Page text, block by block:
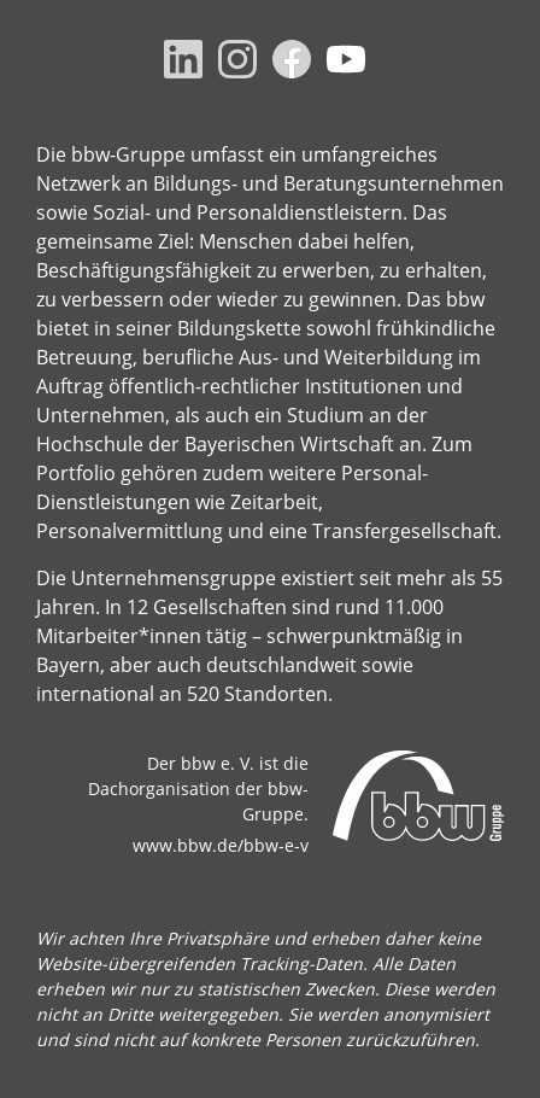
Die bbw-Gruppe umfasst ein umfangreiches
Netzwerk an Bildungs- und Beratungsunternehmen
sowie Sozial- und Personaldienstleistern. Das
gemeinsame Ziel: Menschen dabei helfen,
Beschäftigungsfähigkeit zu erwerben, zu erhalten,
zu verbessern oder wieder zu gewinnen. Das bbw
bietet in seiner Bildungskette sowohl frühkindliche
Betreuung, berufliche Aus- und Weiterbildung im
Auftrag öffentlich-rechtlicher Institutionen und
Unternehmen, als auch ein Studium an der
Hochschule der Bayerischen Wirtschaft an. Zum
Portfolio gehören zudem weitere Personal-
Dienstleistungen wie Zeitarbeit,
Personalvermittlung und eine Transfergesellschaft.
Die Unternehmensgruppe existiert seit mehr als 55
Jahren. In 12 Gesellschaften sind rund 11.000
Mitarbeiter*innen tätig – schwerpunktmäßig in
Bayern, aber auch deutschlandweit sowie
international an 520 Standorten.
Der bbw e. V. ist die
Dachorganisation der bbw-
Gruppe.
www.bbw.de/bbw-e-v
Wir achten Ihre Privatsphäre und erheben daher keine
Website-übergreifenden Tracking-Daten. Alle Daten
erheben wir nur zu statistischen Zwecken. Diese werden
nicht an Dritte weitergegeben. Sie werden anonymisiert
und sind nicht auf konkrete Personen zurückzuführen.